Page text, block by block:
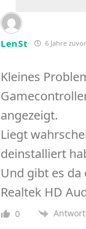
LenSt 6 Jahre zuvor
Kleines
angezeigt.
Liegt
deinstalliert
Und gibt es
Realtek HD
0